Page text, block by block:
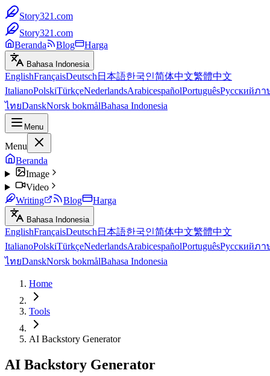
Story321.com
Story321.com
Beranda
Blog Harga
Bahasa Indonesia
EnglishFrançaisDeutsch 日本語한국인简体中文繁體中文
ItalianoPolskiTürkçeNederlandsArabicespañolPortuguêsРусскийภา
ไทยDanskNorsk bokmålBahasa Indonesia
Menu
Menu
Beranda
Image
Video
Writing
Blog Harga
Bahasa Indonesia
EnglishFrançaisDeutsch 日本語한국인简体中文繁體中文
ItalianoPolskiTürkçeNederlandsArabicespañolPortuguêsРусскийภา
ไทยDanskNorsk bokmålBahasa Indonesia
Home
Tools
AI Backstory Generator
AI Backstory Generator